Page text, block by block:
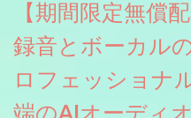
【期間限定無償
録音とボーカル
ロフェッショナ